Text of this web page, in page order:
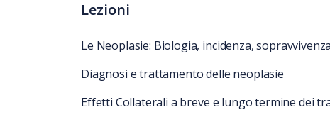
Lezioni
Le Neoplasie: Biologia, incidenza,
Diagnosi e trattamento delle neoplasie
Effetti Collaterali a breve e lungo termine dei